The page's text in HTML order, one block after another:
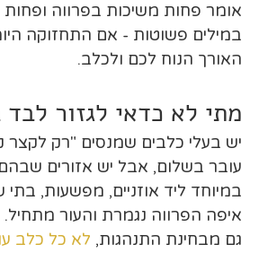
אומר פחות משיכות בפרווה ופחות
במילים פשוטות - אם התחזוקה
האורך הנוח לכם ולכלב.
מתי לא כדאי לגזור לבד
יש בעלי כלבים שמנסים "רק לקצר
עובר בשלום, אבל יש אזורים
במיוחד ליד אוזניים, מפשעות,
איפה הפרווה נגמרת והעור מתחיל.
גם מבחינת התנהגות, לא כל כלב